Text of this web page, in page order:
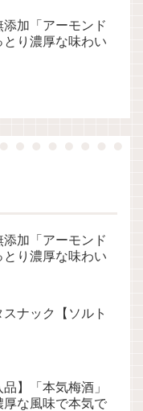
添加「アーモンド
り濃厚な味わい
添加「アーモンド
り濃厚な味わい
ナック【ソルト
品】「本気梅酒」
厚な風味で本気で